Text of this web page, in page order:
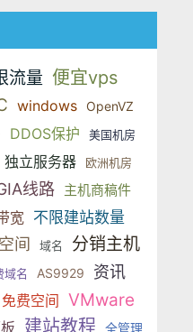
亚洲 VPS 月付低至 6
化架构，配备 NVMe
亚洲 VPS 月付低至 6
化架构，配备 NVMe
盘，主要分为亚洲和美
。亚洲 VPS 月付低至 6
数据中心覆盖中国香
化架构，配备 NVMe
盘，主要分为亚洲和美
。亚洲 VPS 月付低至 6
流量 便宜vps
windows OpenVZ
DDOS保护 美国机房
独立服务器 欧洲机房
线路 主机商稿件
宽 不限建站数量
间 域名 分销主机
域名 AS9929 资讯
免费空间 VMware
建站教程 全管理